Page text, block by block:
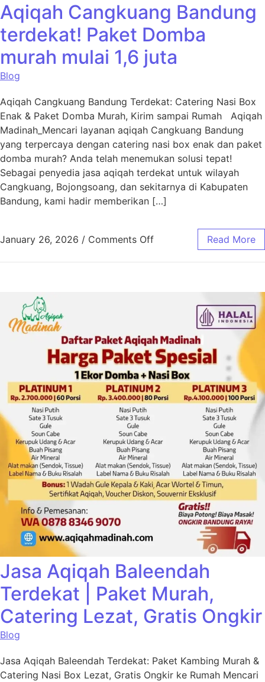
Aqiqah Cangkuang Bandung
terdekat! Paket Domba
murah mulai 1,6 juta
Blog
Aqiqah Cangkuang Bandung Terdekat: Catering Nasi Box
Enak & Paket Domba Murah, Kirim sampai Rumah Aqiqah
Madinah_Mencari layanan aqiqah Cangkuang Bandung
yang terpercaya dengan catering nasi box enak dan paket
domba murah? Anda telah menemukan solusi tepat!
Sebagai penyedia jasa aqiqah terdekat untuk wilayah
Cangkuang, Bojongsoang, dan sekitarnya di Kabupaten
Bandung, kami hadir memberikan […]
January 26, 2026 / Comments Off Read More
Jasa Aqiqah Baleendah
Terdekat | Paket Murah,
Catering Lezat, Gratis Ongkir
Blog
Jasa Aqiqah Baleendah Terdekat: Paket Kambing Murah &
Catering Nasi Box Lezat, Gratis Ongkir ke Rumah Mencari